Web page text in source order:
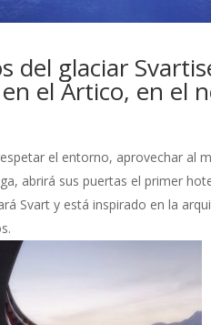
del glaciar
el Ártico, en el
el entorno, aprovechar al
abrirá sus puertas el primer
Svart y está inspirado en la